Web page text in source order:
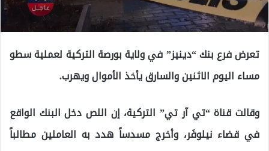
تعرض فرع بنك “دينيز” في ولاية بورصة التركية لعملية سطو
مساء اليوم الاثنين والسارق يأخذ الأموال ويهرب.
وقالت قناة “تي آر تي” التركية، إن اللص دخل البنك الواقع
في قضاء نيلوفَر، وأخرج مسدساً هدد به العاملين مطالباً